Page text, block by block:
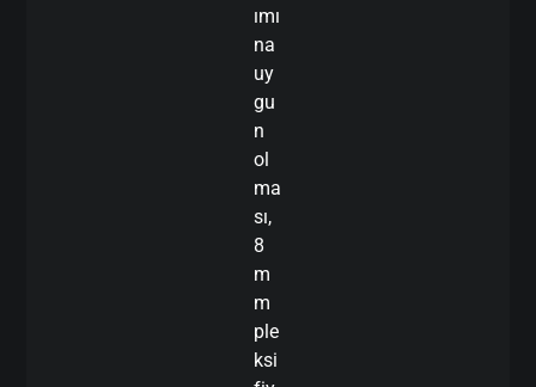
ımı
na
uy
gu
n
ol
ma
sı,
8
m
m
ple
ksi